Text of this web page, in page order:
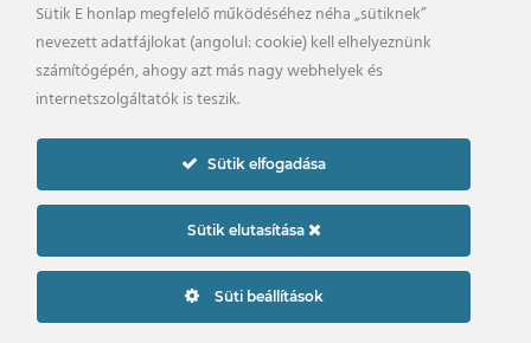
Önkormányzat elérhetősége
Adatkezelési tájékoztató
Sütik E honlap megfelelő működéséhez néha „sütiknek”
nevezett adatfájlokat (angolul: cookie) kell elhelyeznünk
számítógépén, ahogy azt más nagy webhelyek és
internetszolgáltatók is teszik.
Sütik elfogadása
Sütik elutasítása
Süti beállítások